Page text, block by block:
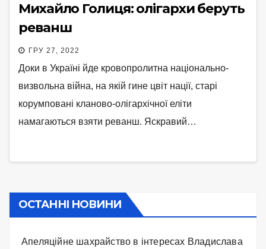
Михайло Голиця: олігархи беруть
реванш
ГРУ 27, 2022
Доки в Україні йде кровопролитна національно-
визвольна війна, на якій гине цвіт нації, старі
корумповані кланово-олігархічної еліти
намагаються взяти реванш. Яскравий…
ОСТАННІ НОВИНИ
Апеляційне шахрайство в інтересах Владислава